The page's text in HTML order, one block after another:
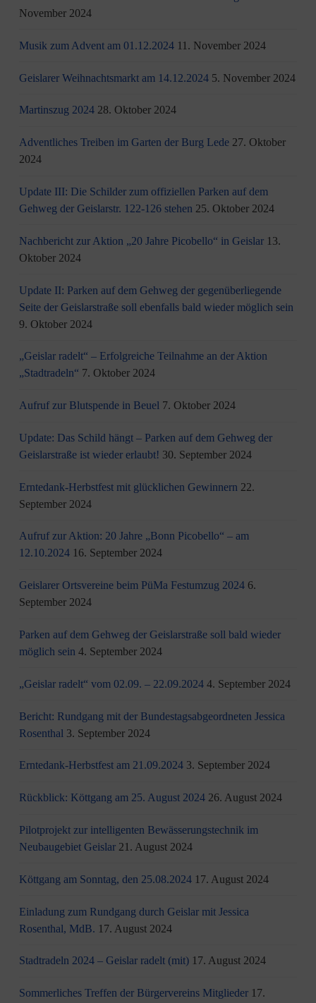
November 2024
Musik zum Advent am 01.12.2024 11. November 2024
Geislarer Weihnachtsmarkt am 14.12.2024 5. November 2024
Martinszug 2024 28. Oktober 2024
Adventliches Treiben im Garten der Burg Lede 27. Oktober
2024
Update III: Die Schilder zum offiziellen Parken auf dem
Gehweg der Geislarstr. 122-126 stehen 25. Oktober 2024
Nachbericht zur Aktion „20 Jahre Picobello“ in Geislar 13.
Oktober 2024
Update II: Parken auf dem Gehweg der gegenüberliegende
Seite der Geislarstraße soll ebenfalls bald wieder möglich sein
9. Oktober 2024
„Geislar radelt“ – Erfolgreiche Teilnahme an der Aktion
„Stadtradeln“ 7. Oktober 2024
Aufruf zur Blutspende in Beuel 7. Oktober 2024
Update: Das Schild hängt – Parken auf dem Gehweg der
Geislarstraße ist wieder erlaubt! 30. September 2024
Erntedank-Herbstfest mit glücklichen Gewinnern 22.
September 2024
Aufruf zur Aktion: 20 Jahre „Bonn Picobello“ – am
12.10.2024 16. September 2024
Geislarer Ortsvereine beim PüMa Festumzug 2024 6.
September 2024
Parken auf dem Gehweg der Geislarstraße soll bald wieder
möglich sein 4. September 2024
„Geislar radelt“ vom 02.09. – 22.09.2024 4. September 2024
Bericht: Rundgang mit der Bundestagsabgeordneten Jessica
Rosenthal 3. September 2024
Erntedank-Herbstfest am 21.09.2024 3. September 2024
Rückblick: Köttgang am 25. August 2024 26. August 2024
Pilotprojekt zur intelligenten Bewässerungstechnik im
Neubaugebiet Geislar 21. August 2024
Köttgang am Sonntag, den 25.08.2024 17. August 2024
Einladung zum Rundgang durch Geislar mit Jessica
Rosenthal, MdB. 17. August 2024
Stadtradeln 2024 – Geislar radelt (mit) 17. August 2024
Sommerliches Treffen der Bürgervereins Mitglieder 17.